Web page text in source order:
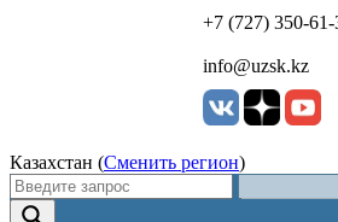
УЗСК Казахстан
+7 (727) 350-61-
info@uzsk.kz
Казахстан (Сменить регион)